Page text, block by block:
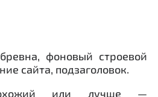
фоновый строевой
сайта, подзаголовок.
или лучше —